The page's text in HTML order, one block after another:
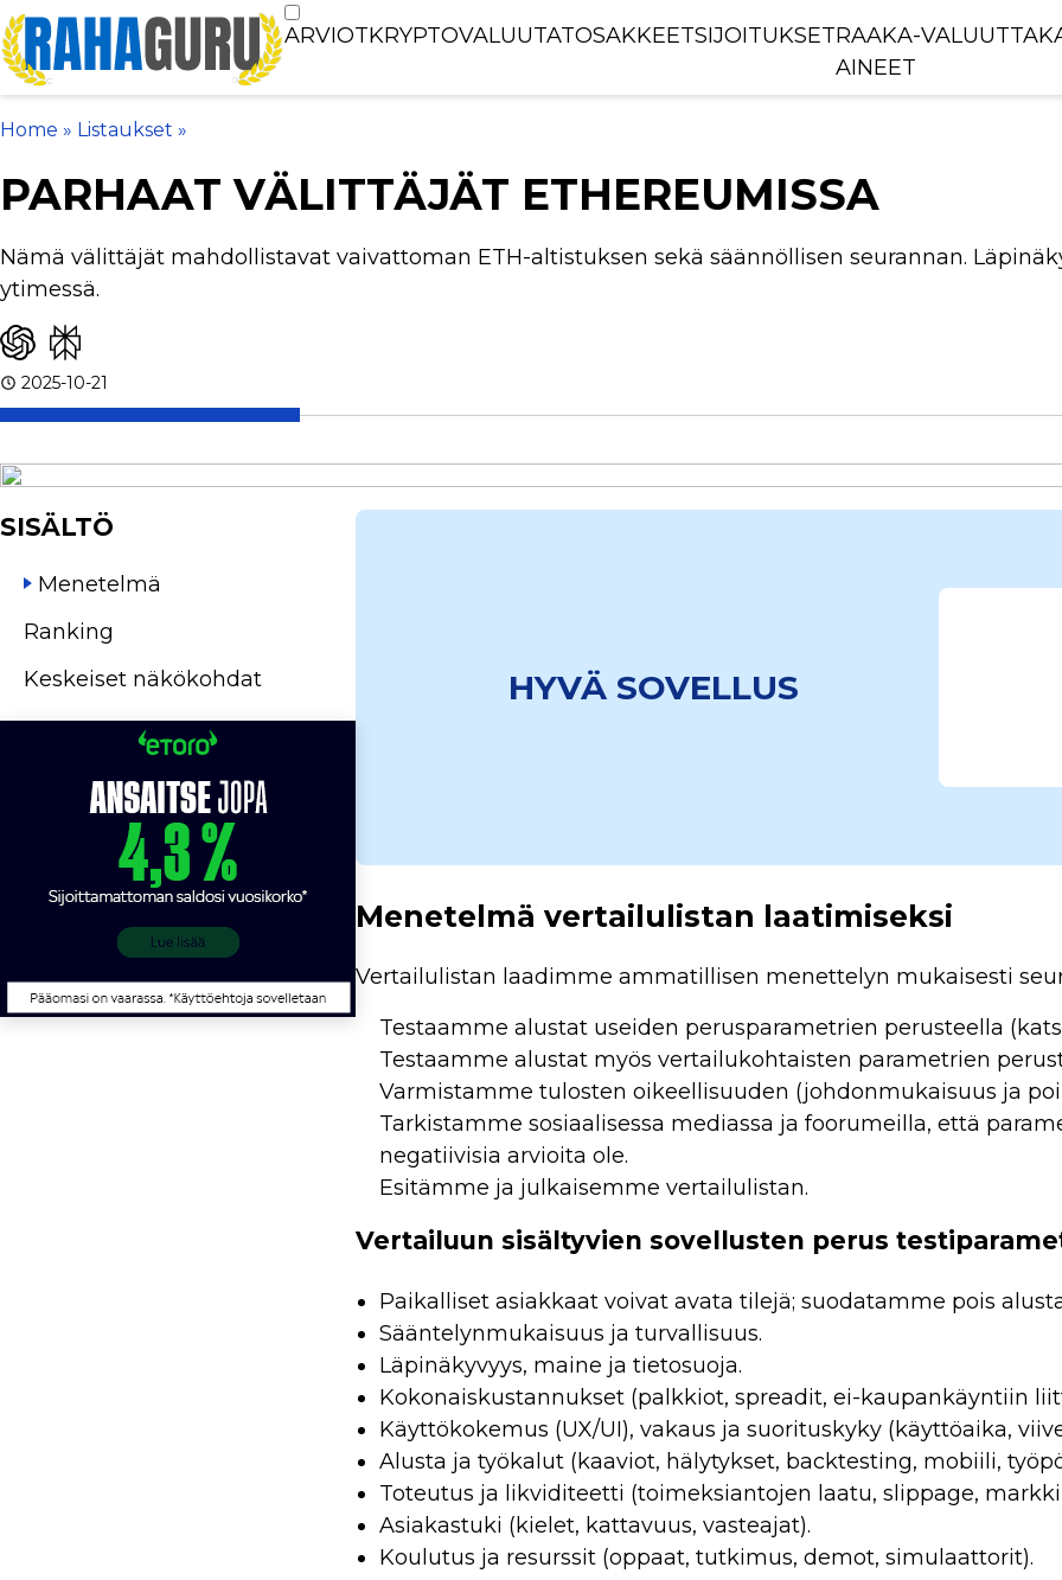
ARVIOTKRYPTOVALUUTATOSAKKEETSIJOITUKSETRAAKA-
AINEET
Home » Listaukset »
PARHAAT VÄLITTÄJÄT ETHEREUMISSA
Nämä välittäjät mahdollistavat vaivattoman ETH-altistuksen sekä säännöllisen seurannan.
ytimessä.
2025-10-21
SISÄLTÖ
Menetelmä
Ranking
Keskeiset näkökohdat
HYVÄ SOVELLUS
Menetelmä vertailulistan laatimiseksi
Vertailulistan laadimme ammatillisen menettelyn mukaisesti
Testaamme alustat useiden perusparametrien perusteella
Testaamme alustat myös vertailukohtaisten parametrien
Varmistamme tulosten oikeellisuuden (johdonmukaisuus ja
Tarkistamme sosiaalisessa mediassa ja foorumeilla, että
negatiivisia arvioita ole.
Esitämme ja julkaisemme vertailulistan.
Vertailuun sisältyvien sovellusten perus
Paikalliset asiakkaat voivat avata tilejä; suodatamme pois
Sääntelynmukaisuus ja turvallisuus.
Läpinäkyvyys, maine ja tietosuoja.
Kokonaiskustannukset (palkkiot, spreadit, ei-kaupankäyntiin
Käyttökokemus (UX/UI), vakaus ja suorituskyky (käyttöaika,
Alusta ja työkalut (kaaviot, hälytykset, backtesting, mobiili,
Toteutus ja likviditeetti (toimeksiantojen laatu, slippage,
Asiakastuki (kielet, kattavuus, vasteajat).
Koulutus ja resurssit (oppaat, tutkimus, demot, simulaattorit).